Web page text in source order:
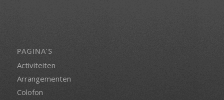
PAGINA’S
Activiteiten
Arrangementen
Colofon